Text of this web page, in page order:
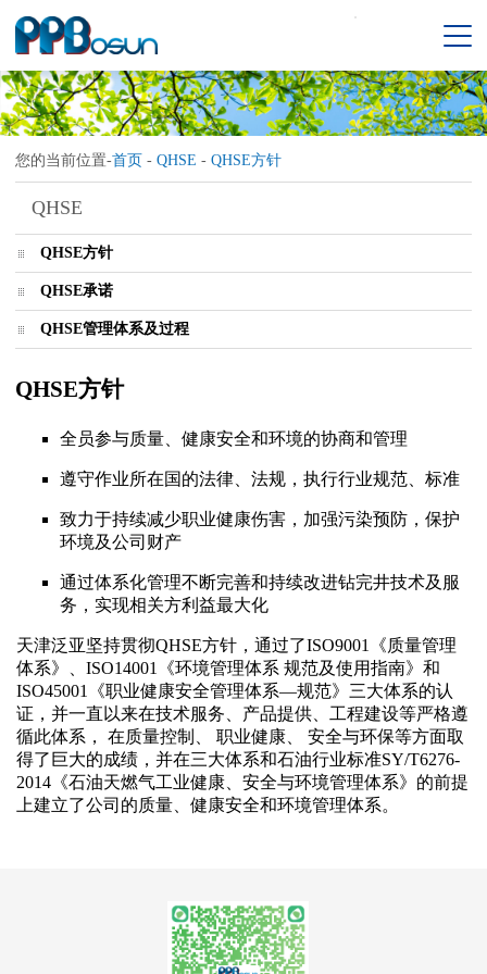
您的当前位置-首页 - QHSE - QHSE方针
QHSE
QHSE方针
QHSE承诺
QHSE管理体系及过程
QHSE方针
全员参与质量、健康安全和环境的协商和管理
遵守作业所在国的法律、法规，执行行业规范、标准
致力于持续减少职业健康伤害，加强污染预防，保护
环境及公司财产
通过体系化管理不断完善和持续改进钻完井技术及服
务，实现相关方利益最大化
天津泛亚坚持贯彻QHSE方针，通过了ISO9001《质量管理
体系》、ISO14001《环境管理体系 规范及使用指南》和
ISO45001《职业健康安全管理体系—规范》三大体系的认
证，并一直以来在技术服务、产品提供、工程建设等严格遵
循此体系， 在质量控制、 职业健康、 安全与环保等方面取
得了巨大的成绩，并在三大体系和石油行业标准SY/T6276-
2014《石油天燃气工业健康、安全与环境管理体系》的前提
上建立了公司的质量、健康安全和环境管理体系。